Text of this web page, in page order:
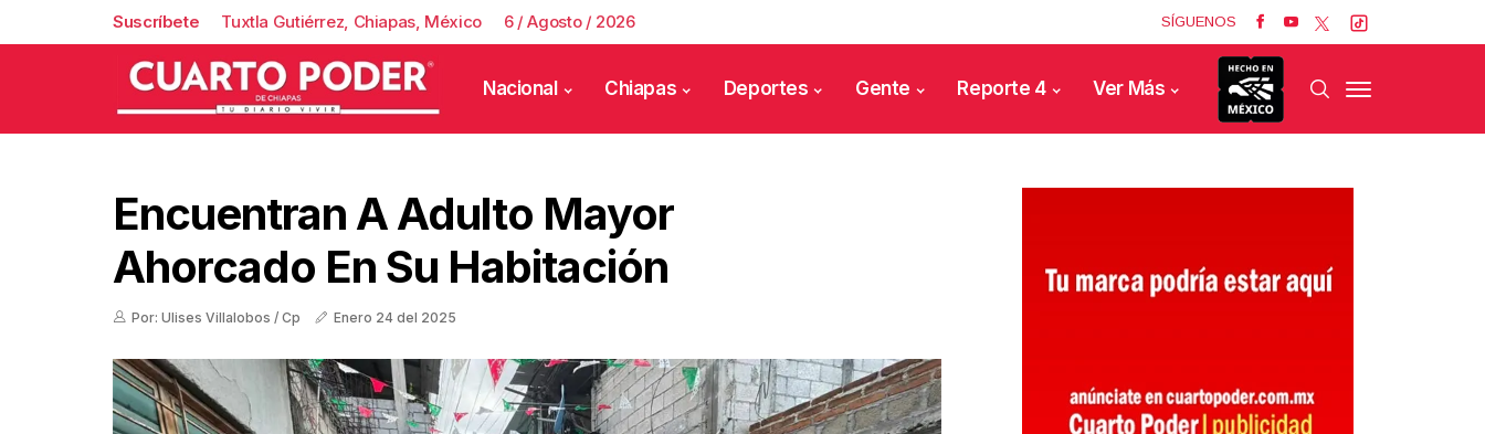
Suscríbete Tuxtla Gutiérrez, Chiapas, México 6 / Agosto / 2026 SÍGUENOS
Nacional Chiapas Deportes Gente Reporte 4 Ver Más
Encuentran A Adulto Mayor
Ahorcado En Su Habitación
Por: Ulises Villalobos / Cp Enero 24 del 2025